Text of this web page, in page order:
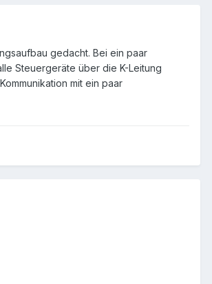
gedacht. Bei ein paar
Steuergeräte über die K-Leitung
mit ein paar